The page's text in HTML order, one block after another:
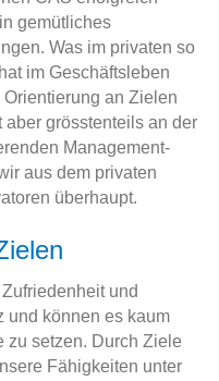
gemütliches
Was im privaten so
im Geschäftsleben
an Zielen
aber grösstenteils an der
Management-
aus dem privaten
überhaupt.
und
und können es kaum
zu setzen. Durch Ziele
Fähigkeiten unter